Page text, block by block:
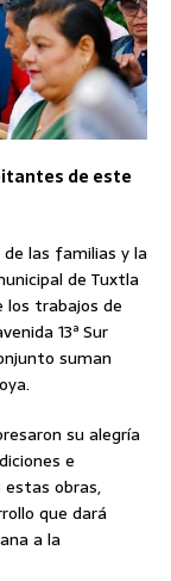
de este
las familias y la
de Tuxtla
los trabajos de
13ª Sur
suman
su alegría
e
obras,
que dará
a la